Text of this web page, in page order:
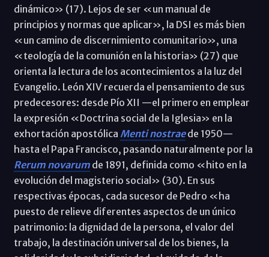
dinámico» (17). Lejos de ser «un manual de
principios y normas que aplicar», la DSI es más bien
«un camino de discernimiento comunitario», una
«teología de la comunión en la historia» (27) que
orienta la lectura de los acontecimientos a la luz del
Evangelio. León XIV recuerda el pensamiento de sus
predecesores: desde Pío XII —el primero en emplear
la expresión «Doctrina social de la Iglesia» en la
exhortación apostólica Menti nostraede 1950—
hasta el Papa Francisco, pasando naturalmente por la
Rerum novarumde 1891, definida como «hito en la
evolución del magisterio social» (30). En sus
respectivas épocas, cada sucesor de Pedro «ha
puesto de relieve diferentes aspectos de un único
patrimonio: la dignidad de la persona, el valor del
trabajo, la destinación universal de los bienes, la